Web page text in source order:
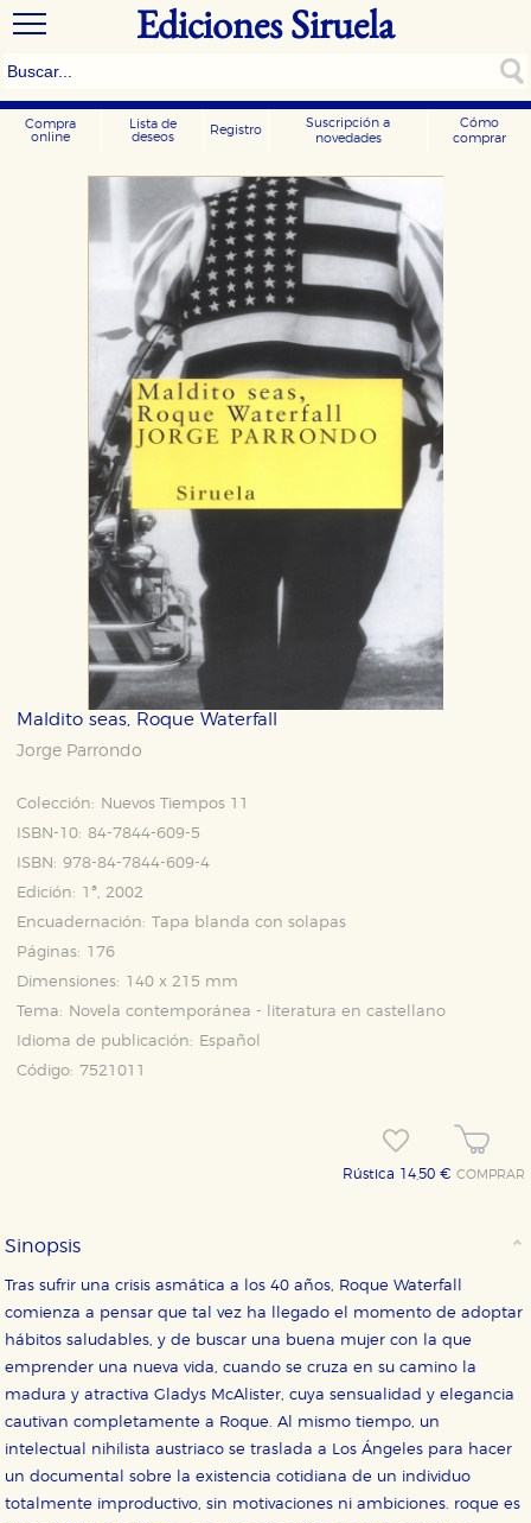
Ediciones Siruela
Compra
online
Lista de
deseos
Registro
Suscripción a
novedades
Cómo
comprar
Maldito seas, Roque Waterfall
Jorge Parrondo
Colección:
Nuevos Tiempos 11
ISBN-10: 84-7844-609-5
ISBN: 978-84-7844-609-4
Edición: 1ª, 2002
Encuadernación: Tapa blanda con solapas
Páginas: 176
Dimensiones: 140 x 215 mm
Tema:
Novela contemporánea - literatura en castellano
Idioma de publicación:
Español
Código: 7521011
Rústica 14,50 €COMPRAR
Sinopsis
Tras sufrir una crisis asmática a los 40 años, Roque Waterfall
comienza a pensar que tal vez ha llegado el momento de adoptar
hábitos saludables, y de buscar una buena mujer con la que
emprender una nueva vida, cuando se cruza en su camino la
madura y atractiva Gladys McAlister, cuya sensualidad y elegancia
cautivan completamente a Roque. Al mismo tiempo, un
intelectual nihilista austriaco se traslada a Los Ángeles para hacer
un documental sobre la existencia cotidiana de un individuo
totalmente improductivo, sin motivaciones ni ambiciones. roque es
Cookies necesarias
Estas cookies son necesarias para que nuestro sitio
web funcione y no es posible deshabilitarlas desde
nuestro sistema. Es posible hacerlo desde el
navegador, pero en ese caso es posible que algunas
correctamente.